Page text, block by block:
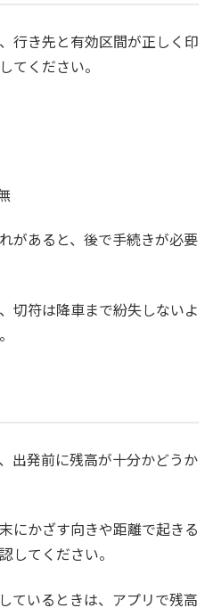
行き先と有効区間が正しく印
てください。
があると、後で手続きが必要
切符は降車まで紛失しないよ
出発前に残高が十分かどうか
にかざす向きや距離で起きる
してください。
ているときは、アプリで残高